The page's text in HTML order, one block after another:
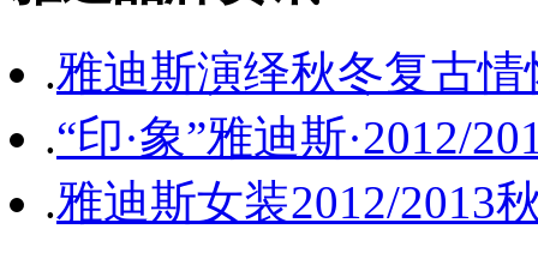
.雅迪斯演绎秋冬复古情
.“印·象”雅迪斯·2012/
.雅迪斯女装2012/2013